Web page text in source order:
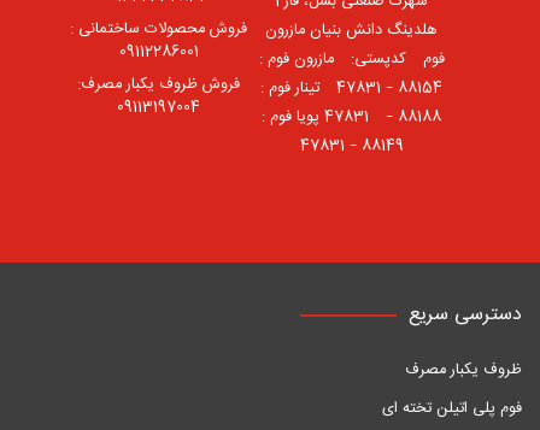
هلدینگ دانش بنیان مازرون
فوم ⠀کدپستی: ⠀مازرون فوم :
88154 – 47831 ⠀تینار فوم :
88188 – 47831⠀ پویا فوم :
88149 – 47831
فروش محصولات ساختمانی :
09112286001
فروش ظروف یکبار مصرف:
09113197004
دسترسی سریع
ظروف یکبار مصرف
فوم پلی اتیلن تخته ای